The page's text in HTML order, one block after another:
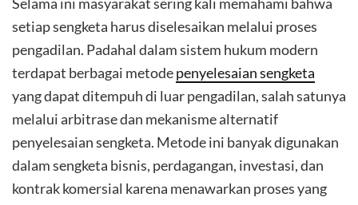
setiap sengketa harus diselesaikan melalui proses
pengadilan. Padahal dalam sistem hukum modern
terdapat berbagai metodepenyelesaian sengketa
yang dapat ditempuh di luar pengadilan, salah satunya
melalui arbitrase dan mekanisme alternatif
penyelesaian sengketa. Metode ini banyak digunakan
dalam sengketa bisnis, perdagangan, investasi, dan
kontrak komersial karena menawarkan proses yang